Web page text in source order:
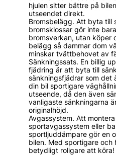
hjulen sitter bättre på
utseendet direkt.
Bromsbelägg. Att byta till
bromsklossar gör inte
bromsverkan, utan köper
belägg så dammar dom
minskar tvättbehovet av
Sänkningssats. En billig
fjädring är att byta till
sänkningsfjädrar som det
din bil sportigare
utseende, då den även
vanligaste sänkningarna
originalhöjd.
Avgassystem. Att
sportavgassystem eller
sportljuddämpare gör en
bilen. Med sportigare och
betydligt roligare att köra!